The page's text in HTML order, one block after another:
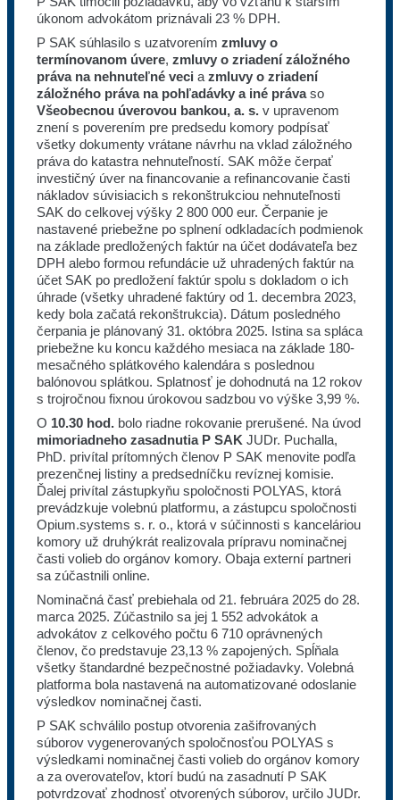
úkonom advokátom priznávali 23 % DPH.
P SAK súhlasilo s uzatvorením zmluvy o
termínovanom úvere, zmluvy o zriadení záložného
práva na nehnuteľné veci a zmluvy o zriadení
záložného práva na pohľadávky a iné právaso
Všeobecnou úverovou bankou, a. s. v upravenom
znení s poverením pre predsedu komory podpísať
všetky dokumenty vrátane návrhu na vklad záložného
práva do katastra nehnuteľností. SAK môže čerpať
investičný úver na financovanie a refinancovanie časti
nákladov súvisiacich s rekonštrukciou nehnuteľnosti
SAK do celkovej výšky 2 800 000 eur. Čerpanie je
nastavené priebežne po splnení odkladacích podmienok
na základe predložených faktúr na účet dodávateľa bez
DPH alebo formou refundácie už uhradených faktúr na
účet SAK po predložení faktúr spolu s dokladom o ich
úhrade (všetky uhradené faktúry od 1. decembra 2023,
kedy bola začatá rekonštrukcia). Dátum posledného
čerpania je plánovaný 31. októbra 2025. Istina sa spláca
priebežne ku koncu každého mesiaca na základe 180-
mesačného splátkového kalendára s poslednou
balónovou splátkou. Splatnosť je dohodnutá na 12 rokov
s trojročnou fixnou úrokovou sadzbou vo výške 3,99 %.
O 10.30 hod. bolo riadne rokovanie prerušené. Na úvod
mimoriadneho zasadnutia P SAK JUDr. Puchalla,
PhD. privítal prítomných členov P SAK menovite podľa
prezenčnej listiny a predsedníčku revíznej komisie.
Ďalej privítal zástupkyňu spoločnosti POLYAS, ktorá
prevádzkuje volebnú platformu, a zástupcu spoločnosti
Opium.systems s. r. o., ktorá v súčinnosti s kanceláriou
komory už druhýkrát realizovala prípravu nominačnej
časti volieb do orgánov komory. Obaja externí partneri
sa zúčastnili online.
Nominačná časť prebiehala od 21. februára 2025 do 28.
marca 2025. Zúčastnilo sa jej 1 552 advokátok a
advokátov z celkového počtu 6 710 oprávnených
členov, čo predstavuje 23,13 % zapojených. Spĺňala
všetky štandardné bezpečnostné požiadavky. Volebná
platforma bola nastavená na automatizované odoslanie
výsledkov nominačnej časti.
P SAK schválilo postup otvorenia zašifrovaných
súborov vygenerovaných spoločnosťou POLYAS s
výsledkami nominačnej časti volieb do orgánov komory
a za overovateľov, ktorí budú na zasadnutí P SAK
potvrdzovať zhodnosť otvorených súborov, určilo JUDr.